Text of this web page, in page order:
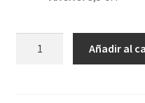
Añadir al